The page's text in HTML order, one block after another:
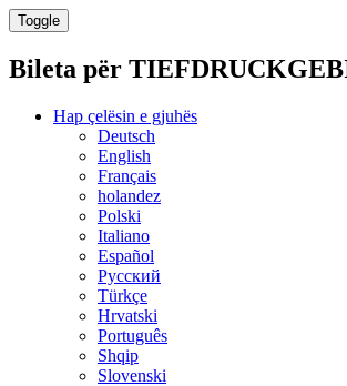
Toggle
Bileta për
Hap çelësin e gjuhës
Deutsch
English
Français
holandez
Polski
Italiano
Español
Русский
Türkçe
Hrvatski
Português
Shqip
Slovenski